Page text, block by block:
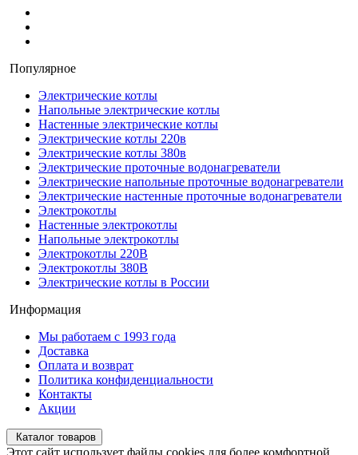
Популярное
Электрические котлы
Напольные электрические котлы
Настенные электрические котлы
Электрические котлы 220в
Электрические котлы 380в
Электрические проточные водонагреватели
Электрические напольные проточные водонагреватели
Электрические настенные проточные водонагреватели
Электрокотлы
Настенные электрокотлы
Напольные электрокотлы
Электрокотлы 220В
Электрокотлы 380В
Электрические котлы в России
Информация
Мы работаем с 1993 года
Доставка
Оплата и возврат
Политика конфиденциальности
Контакты
Акции
Каталог товаров
Этот сайт использует файлы cookies для более комфортной